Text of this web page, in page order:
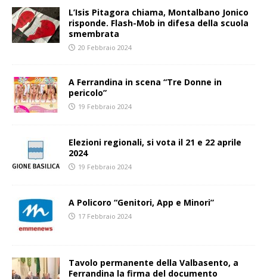
L’Isis Pitagora chiama, Montalbano Jonico
risponde. Flash-Mob in difesa della scuola
smembrata
20 Febbraio 2024
A Ferrandina in scena “Tre Donne in
pericolo”
19 Febbraio 2024
Elezioni regionali, si vota il 21 e 22 aprile
2024
19 Febbraio 2024
A Policoro “Genitori, App e Minori”
17 Febbraio 2024
Tavolo permanente della Valbasento, a
Ferrandina la firma del documento